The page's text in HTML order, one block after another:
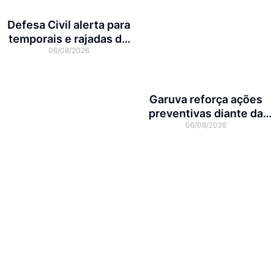
Defesa Civil alerta para
temporais e rajadas de
vento de até 70 km/h em
06/08/2026
Garuva reforça ações
preventivas diante da
previsão de atuação do El
06/08/2026